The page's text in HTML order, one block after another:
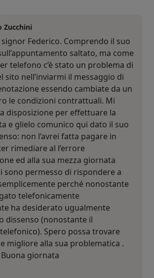
Zucchini
Federico. Comprendo il suo
saltato, ma come
telefono c’è stato un problema di
sito nell’inviarmi il messaggio di
essendo cambiate da un
le condizioni contrattuali. Mi
disposizione per effettuare la
e glielo comunico qui dato il suo
non l’avrei fatta pagare in
rimediare al l’errore
ed alla sua mezza giornata
sono permesso di rispondere a
perché nonostante
telefonicamente
ha desiderato ugualmente
dissenso (nonostante il
Spero possa trovare
migliore alla sua problematica .
giornata